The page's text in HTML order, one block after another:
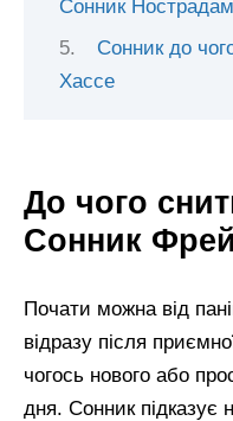
Сонник
Сонник до
Хассе
До чого
Сонник
Почати можна від
відразу після
чогось нового або
дня. Сонник підказує